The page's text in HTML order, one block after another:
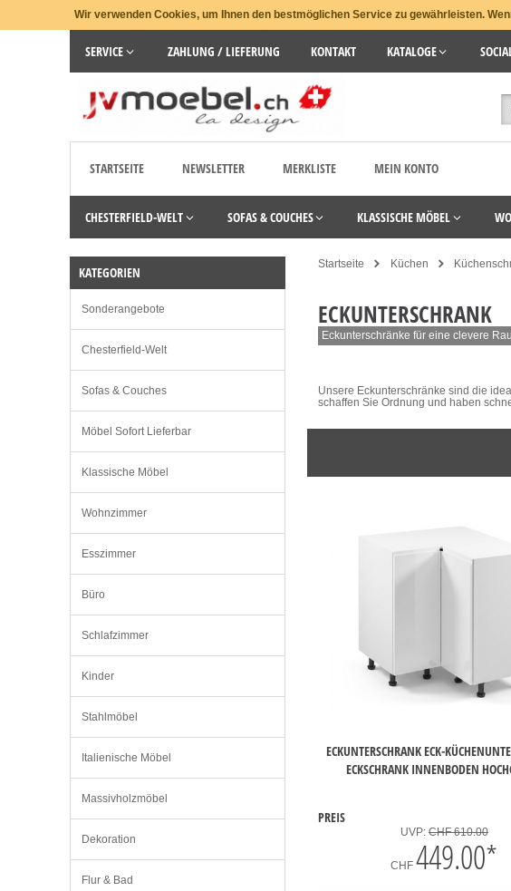
Wir verwenden Cookies, um Ihnen den bestmöglichen Service zu gewährleisten.
SERVICE ZAHLUNG / LIEFERUNG KONTAKT KATALOGE
STARTSEITE NEWSLETTER MERKLISTE MEIN KONTO
CHESTERFIELD-WELT SOFAS & COUCHES KLASSISCHE MÖBEL
Startseite Küchen
ECKUNTERSCHRANK
Eckunterschränke für eine clevere
Unsere Eckunterschränke sind die
schaffen Sie Ordnung und haben
ECKUNTERSCHRANK ECK-
ECKSCHRANK INNENBODEN
PREIS
UVP: CHF 610.00
CHF 449.00*
KATEGORIEN
Sonderangebote
Chesterfield-Welt
Sofas & Couches
Möbel Sofort Lieferbar
Klassische Möbel
Wohnzimmer
Esszimmer
Büro
Schlafzimmer
Kinder
Stahlmöbel
Italienische Möbel
Massivholzmöbel
Dekoration
Flur & Bad